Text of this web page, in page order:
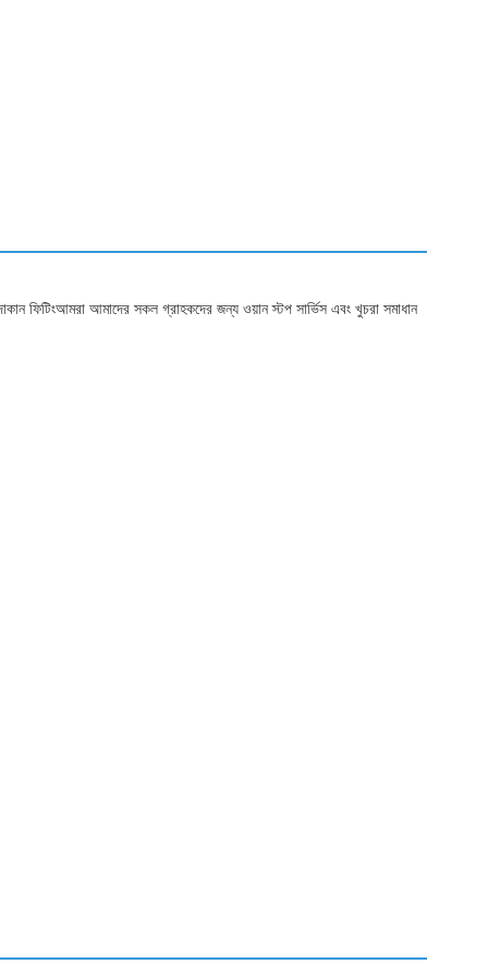
ফিটিংআমরা আমাদের সকল গ্রাহকদের জন্য ওয়ান স্টপ সার্ভিস এবং খুচরা সমাধান